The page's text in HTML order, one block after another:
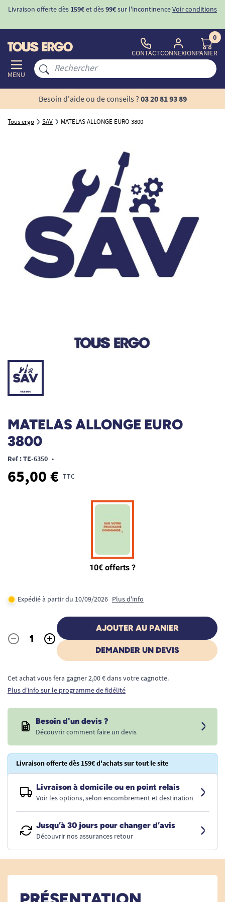
Livraison offerte dès 159€et dès99€sur l'incontinenceVoir conditions
MENU
CONTACTCONNEXION
0
PANIER
Besoin d'aide ou de conseils ? 03 20 81 93 89
Tous ergo SAV MATELAS ALLONGE EURO 3800
MATELAS ALLONGE EURO
3800
Ref : TE-6350 •
65,00 € TTC
Expédié à partir du 10/09/2026 Plus d'info
Quantité
- +
AJOUTER AU PANIER
DEMANDER UN DEVIS
Cet achat vous fera gagner 2,00 € dans votre cagnotte.
Plus d'info sur le programme de fidélité
Besoin d'un devis ?
Découvrir comment faire un devis
Livraison offerte dès 159€ d'achats sur tout le site
Livraison à domicile ou en point relais
Voir les options, selon encombrement et destination
Jusqu’à 30 jours pour changer d’avis
Découvrir nos assurances retour